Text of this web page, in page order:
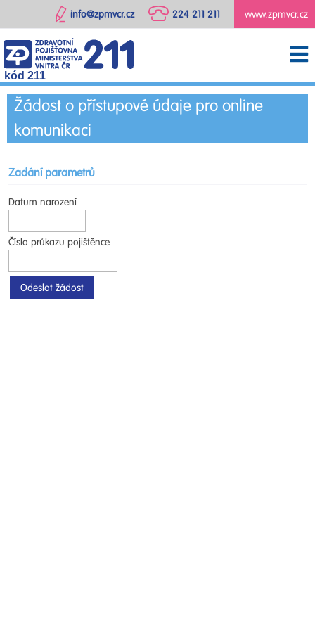
www.zpmvcr.cz
224 211 211
info@zpmvcr.cz
kód 211
Žádost o přístupové údaje pro online
komunikaci
Zadání parametrů
Datum narození
Číslo průkazu pojištěnce